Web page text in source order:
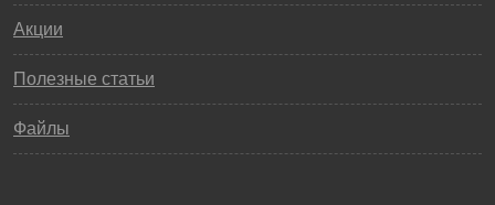
Акции
Полезные статьи
Файлы